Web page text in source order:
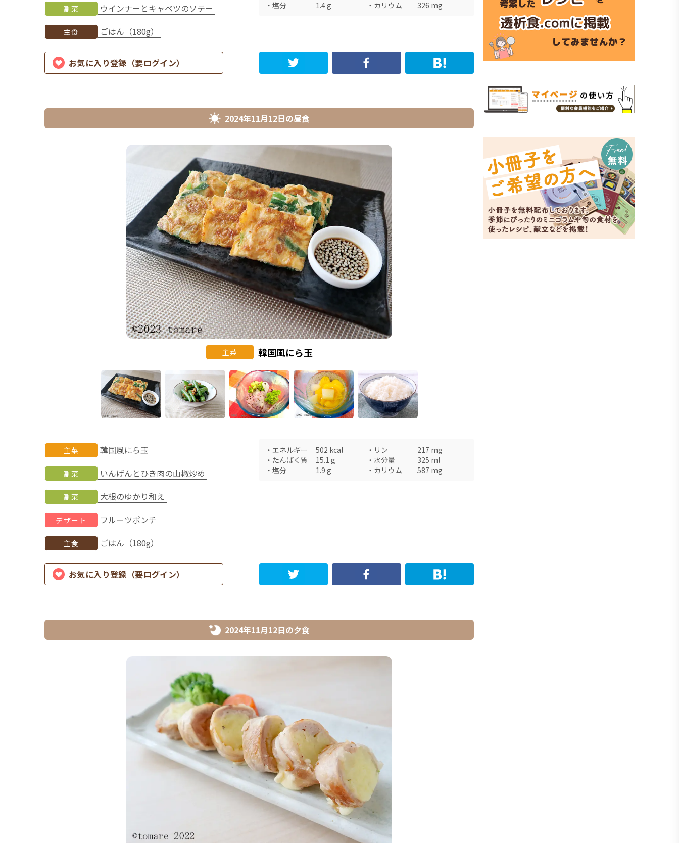
副菜 ウインナーとキャベツのソテー
主食 ごはん（180g）
・ 塩分 1.4g ・ カリウム 326 mg
お気に入り登録（要ログイン）
2024年11月12日の昼食
主菜 韓国風にら玉
主菜 韓国風にら玉
副菜 いんげんとひき肉の山椒炒め
副菜 大根のゆかり和え
デザート フルーツポンチ
主食 ごはん（180g）
・ エネルギー 502 kcal ・ リン 217 mg
・ たんぱく質 15.1 g ・ 水分量 325 ml
・ 塩分 1.9 g ・ カリウム 587 mg
お気に入り登録（要ログイン）
2024年11月12日の夕食